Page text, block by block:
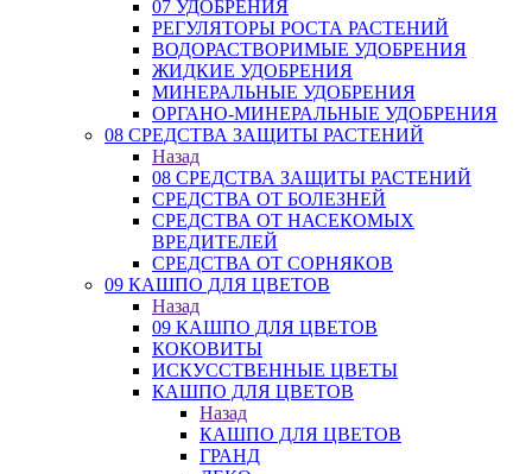
07 УДОБРЕНИЯ
РЕГУЛЯТОРЫ РОСТА РАСТЕНИЙ
ВОДОРАСТВОРИМЫЕ УДОБРЕНИЯ
ЖИДКИЕ УДОБРЕНИЯ
МИНЕРАЛЬНЫЕ УДОБРЕНИЯ
ОРГАНО-МИНЕРАЛЬНЫЕ УДОБРЕНИЯ
08 СРЕДСТВА ЗАЩИТЫ РАСТЕНИЙ
Назад
08 СРЕДСТВА ЗАЩИТЫ РАСТЕНИЙ
СРЕДСТВА ОТ БОЛЕЗНЕЙ
СРЕДСТВА ОТ НАСЕКОМЫХ
ВРЕДИТЕЛЕЙ
СРЕДСТВА ОТ СОРНЯКОВ
09 КАШПО ДЛЯ ЦВЕТОВ
Назад
09 КАШПО ДЛЯ ЦВЕТОВ
КОКОВИТЫ
ИСКУССТВЕННЫЕ ЦВЕТЫ
КАШПО ДЛЯ ЦВЕТОВ
Назад
КАШПО ДЛЯ ЦВЕТОВ
ГРАНД